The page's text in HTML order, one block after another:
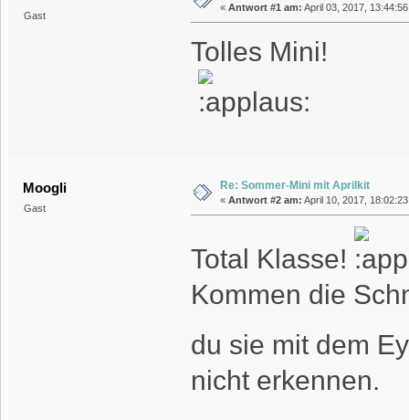
Gast
« Antwort #1 am: April 03, 2017,
Tolles Mini!
Moogli
Gast
Re: Sommer-Mini mit Aprilkit
« Antwort #2 am: April 10, 2017,
Total Klasse!
Kommen die
du sie mit dem
nicht erkennen.